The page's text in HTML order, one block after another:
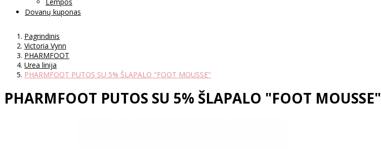
Dovanų kuponas
Pagrindinis
Victoria Vynn
PHARMFOOT
Urea linija
PHARMFOOT PUTOS SU 5% ŠLAPALO "FOOT MOUSSE"
PHARMFOOT PUTOS SU 5% ŠLAPALO "FOOT MOUSSE"